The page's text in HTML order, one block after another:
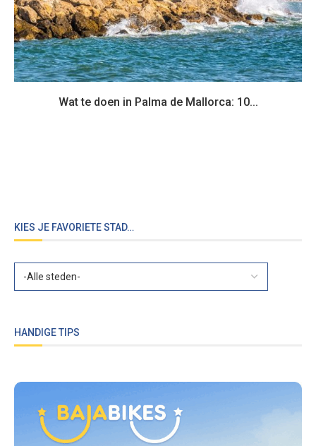
Wat te doen in Palma de Mallorca: 10...
KIES JE FAVORIETE STAD…
HANDIGE TIPS